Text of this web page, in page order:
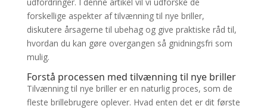
forskellige aspekter af tilvænning til nye briller,
diskutere årsagerne til ubehag og give praktiske råd til,
hvordan du kan gøre overgangen så gnidningsfri som
mulig.
Forstå processen med tilvænning til nye briller
Tilvænning til nye briller er en naturlig proces, som de
fleste brillebrugere oplever. Hvad enten det er dit første